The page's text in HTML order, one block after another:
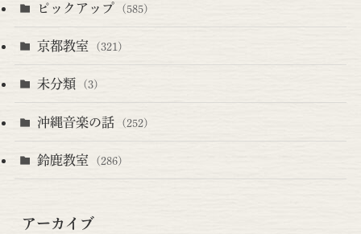
ピックアップ (585)
京都教室 (321)
未分類 (3)
沖縄音楽の話 (252)
鈴鹿教室 (286)
アーカイブ